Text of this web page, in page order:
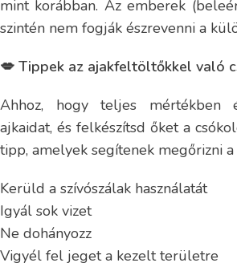
mint korábban. Az emberek
szintén nem fogják észrevenni a
💋 Tippek az ajakfeltöltőkkel való
Ahhoz, hogy teljes mértékben
ajkaidat, és felkészítsd őket a
tipp, amelyek segítenek megőrizni
Kerüld a szívószálak használatát
Igyál sok vizet
Ne dohányozz
Vigyél fel jeget a kezelt területre